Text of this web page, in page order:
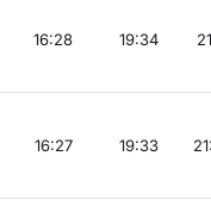
16:28 19:34
16:27 19:33